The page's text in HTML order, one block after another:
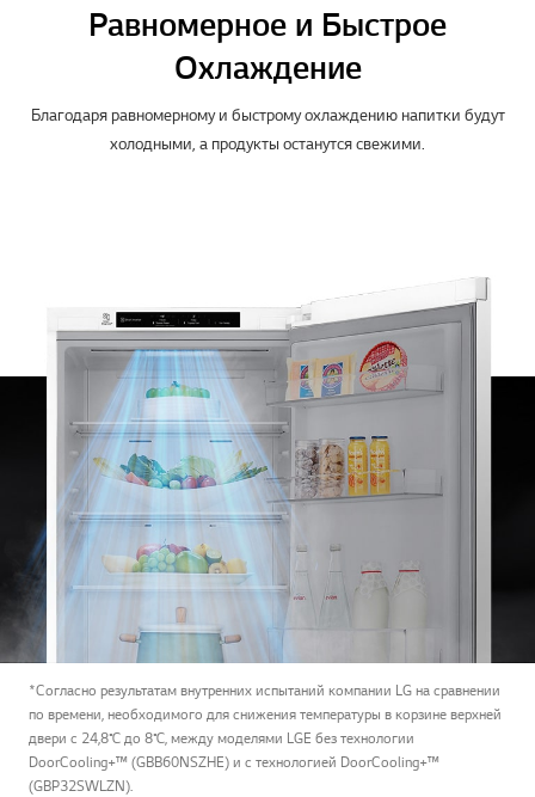
Равномерное и Быстрое
Охлаждение
Благодаря равномерному и быстрому охлаждению напитки будут
холодными, а продукты останутся свежими.
*Согласно результатам внутренних испытаний компании LG на сравнении
по времени, необходимого для снижения температуры в корзине верхней
двери с 24,8℃ до 8℃, между моделями LGE без технологии
DoorCooling+™ (GBB60NSZHE) и с технологией DoorCooling+™
(GBP32SWLZN).